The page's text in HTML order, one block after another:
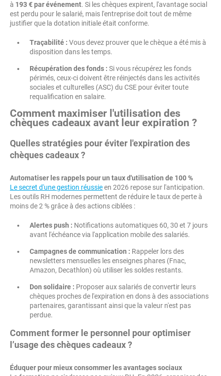
à 193 € par événement. Si les chèques expirent, l'avantage social
est perdu pour le salarié, mais l'entreprise doit tout de même
justifier que la dotation initiale était conforme.
Traçabilité : Vous devez prouver que le chèque a été mis à
disposition dans les temps.
Récupération des fonds : Si vous récupérez les fonds
périmés, ceux-ci doivent être réinjectés dans les activités
sociales et culturelles (ASC) du CSE pour éviter toute
requalification en salaire.
Comment maximiser l'utilisation des
chèques cadeaux avant leur expiration ?
Quelles stratégies pour éviter l'expiration des
chèques cadeaux ?
Automatiser les rappels pour un taux d'utilisation de 100 %
Le secret d'une gestion réussieen 2026 repose sur l'anticipation.
Les outils RH modernes permettent de réduire le taux de perte à
moins de 2 % grâce à des actions ciblées :
Alertes push : Notifications automatiques 60, 30 et 7 jours
avant l'échéance via l'application mobile des salariés.
Campagnes de communication : Rappeler lors des
newsletters mensuelles les enseignes phares (Fnac,
Amazon, Decathlon) où utiliser les soldes restants.
Don solidaire : Proposer aux salariés de convertir leurs
chèques proches de l'expiration en dons à des associations
partenaires, garantissant ainsi que la valeur n'est pas
perdue.
Comment former le personnel pour optimiser
l’usage des chèques cadeaux ?
Éduquer pour mieux consommer les avantages sociaux